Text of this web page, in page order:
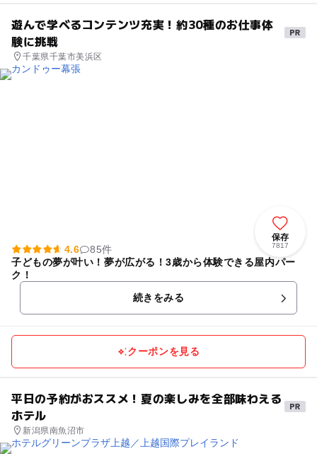
遊んで学べるコンテンツ充実！約30種のお仕事体
験に挑戦
千葉県千葉市美浜区
保存
7817
4.6
85件
子どもの夢が叶い！夢が広がる！3歳から体験できる屋内パー
ク！
続きをみる
クーポンを見る
平日の予約がおススメ！夏の楽しみを全部味わえる
ホテル
新潟県南魚沼市